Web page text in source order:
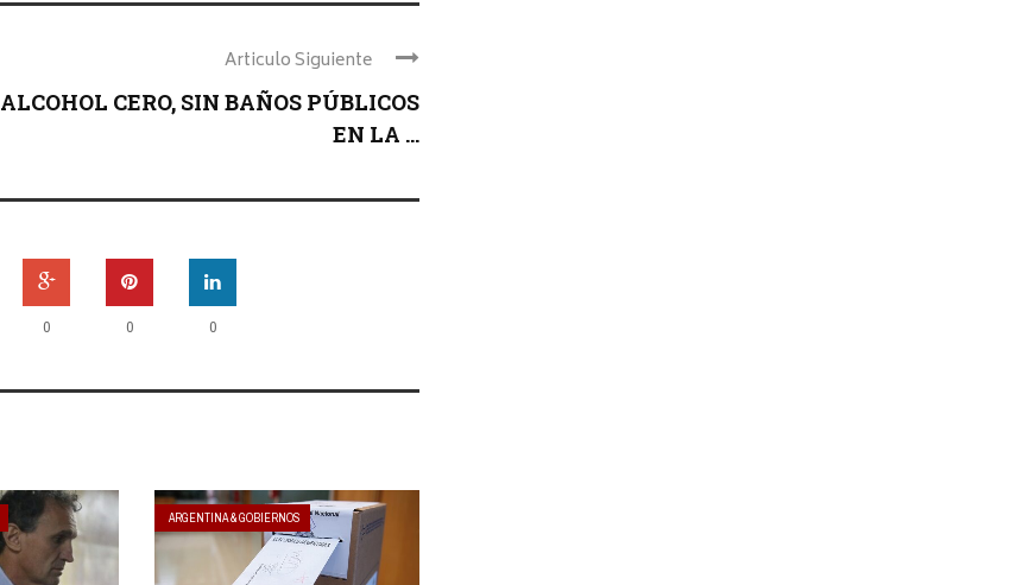
Articulo Siguiente
ALCOHOL CERO, SIN BAÑOS PÚBLICOS
EN LA ...
0 0 0
ARGENTINA & GOBIERNOS